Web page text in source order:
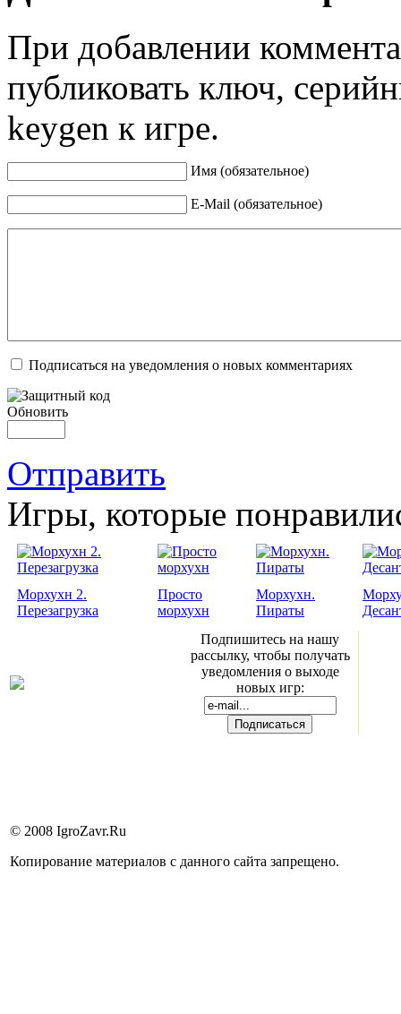
При добавлении
публиковать ключ,
keygen к игре.
Имя (обязательное)
E-Mail (обязательное)
Подписаться на уведомления о новых комментариях
Обновить
Отправить
Игры, которые
Морхухн 2.
Перезагрузка
Просто
морхухн
Морхухн.
Пираты
Подпишитесь на нашу
рассылку, чтобы получать
уведомления о выходе
новых игр:
© 2008 IgroZavr.Ru
Копирование материалов с данного сайта запрещено.